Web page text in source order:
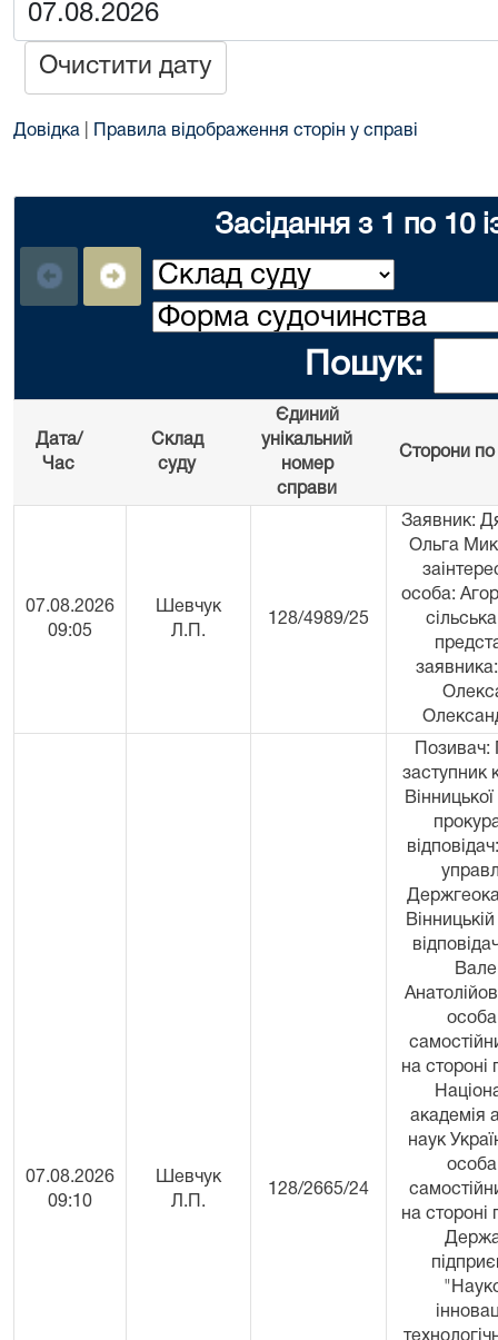
Очистити дату
Довідка Правила відображення сторін у справі
Засідання з 1 по 10
Пошук:
Дата/
Час
Склад
суду
Єдиний
унікальний
номер
справи
Сторони по
07.08.2026
09:05
Шевчук
Л.П.
128/4989/25
Заявник:
Ольга
особа:
07.08.2026
09:10
Шевчук
Л.П.
128/2665/24
заступник
на стороні
академія
наук
на стороні